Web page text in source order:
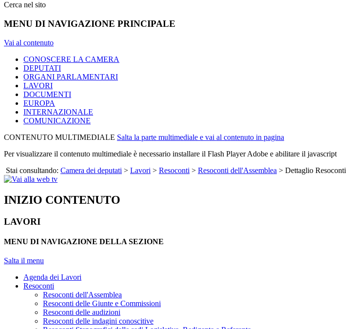
Cerca nel sito
MENU DI NAVIGAZIONE PRINCIPALE
Vai al contenuto
CONOSCERE LA CAMERA
DEPUTATI
ORGANI PARLAMENTARI
LAVORI
DOCUMENTI
EUROPA
INTERNAZIONALE
COMUNICAZIONE
CONTENUTO MULTIMEDIALE Salta la parte multimediale e vai al contenuto in pagina
Per visualizzare il contenuto multimediale è necessario installare il Flash Player Adobe e abilitare il javascript
Stai consultando: Camera dei deputati > Lavori > Resoconti > Resoconti dell'Assemblea > Dettaglio Resoconti
INIZIO CONTENUTO
LAVORI
MENU DI NAVIGAZIONE DELLA SEZIONE
Salta il menu
Agenda dei Lavori
Resoconti
Resoconti dell'Assemblea
Resoconti delle Giunte e Commissioni
Resoconti delle audizioni
Resoconti delle indagini conoscitive